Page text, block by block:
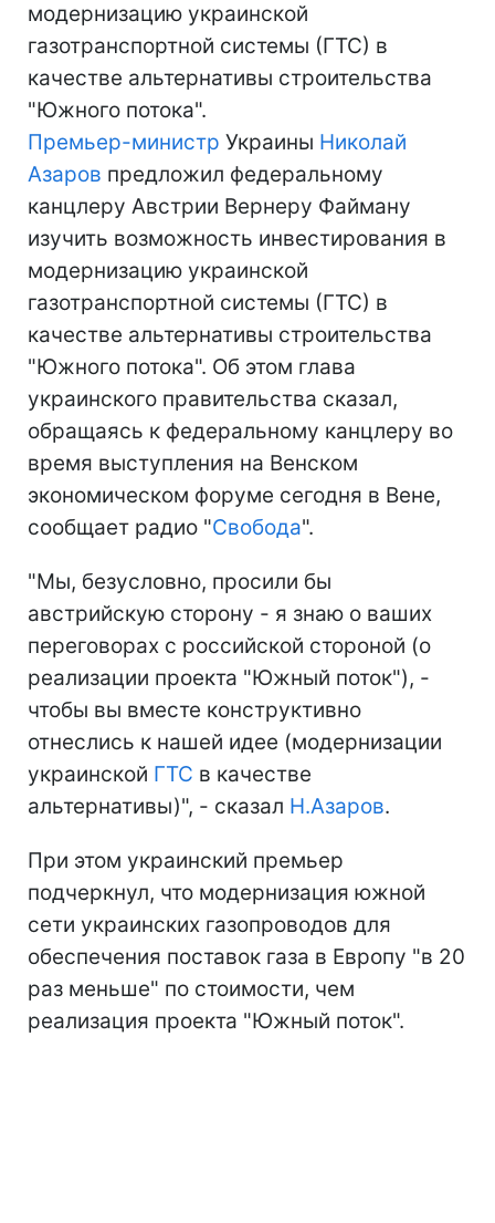
модернизацию украинской
газотранспортной системы (ГТС) в
качестве альтернативы строительства
"Южного потока".
Премьер-министр Украины Николай
Азаров предложил федеральному
канцлеру Австрии Вернеру Файману
изучить возможность инвестирования в
модернизацию украинской
газотранспортной системы (ГТС) в
качестве альтернативы строительства
"Южного потока". Об этом глава
украинского правительства сказал,
обращаясь к федеральному канцлеру во
время выступления на Венском
экономическом форуме сегодня в Вене,
сообщает радио "Свобода".
"Мы, безусловно, просили бы
австрийскую сторону - я знаю о ваших
переговорах с российской стороной (о
реализации проекта "Южный поток"), -
чтобы вы вместе конструктивно
отнеслись к нашей идее (модернизации
украинской ГТС в качестве
альтернативы)", - сказал Н.Азаров.
При этом украинский премьер
подчеркнул, что модернизация южной
сети украинских газопроводов для
обеспечения поставок газа в Европу "в 20
раз меньше" по стоимости, чем
реализация проекта "Южный поток".